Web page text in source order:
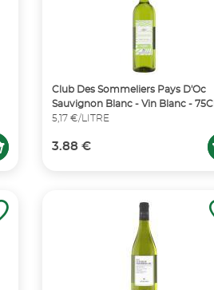
Club Des Sommeliers Pays D'Oc
Sauvignon Blanc - Vin Blanc - 75Cl
5,17 €/LITRE
3.88 €